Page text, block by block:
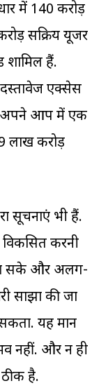
में 140 करोड़
सक्रिय यूजर
शामिल हैं.
एक्सेस
अपने आप में एक
लाख करोड़
सूचनाएं भी हैं.
विकसित करनी
सके और अलग-
साझा की जा
सकता. यह मान
नहीं. और न ही
ठीक है.